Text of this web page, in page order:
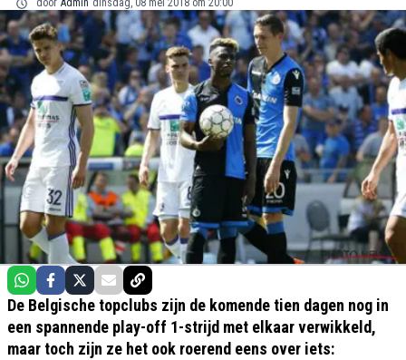
door Admin dinsdag, 08 mei 2018 om 20:00
De Belgische topclubs zijn de komende tien dagen nog in
een spannende play-off 1-strijd met elkaar verwikkeld,
maar toch zijn ze het ook roerend eens over iets: